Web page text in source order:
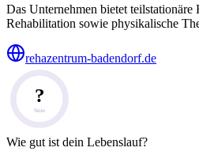
Das Unternehmen bietet
Rehabilitation sowie physikalische
rehazentrum-badendorf.de
?
Note
Wie gut ist dein Lebenslauf?